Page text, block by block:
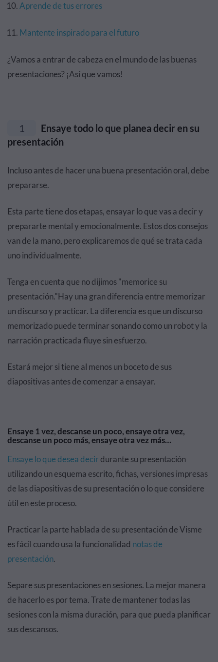
Aprende de tus errores
Mantente inspirado para el futuro
¿Vamos a entrar de cabeza en el mundo de las buenas
presentaciones? ¡Así que vamos!
1
Ensaye todo lo que planea decir en su
presentación
Incluso antes de hacer una buena presentación oral, debe
prepararse.
Esta parte tiene dos etapas, ensayar lo que vas a decir y
prepararte mental y emocionalmente. Estos dos consejos
van de la mano, pero explicaremos de qué se trata cada
uno individualmente.
Tenga en cuenta que no dijimos "memorice su
presentación."Hay una gran diferencia entre memorizar
un discurso y practicar. La diferencia es que un discurso
memorizado puede terminar sonando como un robot y la
narración practicada fluye sin esfuerzo.
Estará mejor si tiene al menos un boceto de sus
diapositivas antes de comenzar a ensayar.
Ensaye 1 vez, descanse un poco, ensaye otra vez,
descanse un poco más, ensaye otra vez más…
Ensaye lo que desea decirdurante su presentación
utilizando un esquema escrito, fichas, versiones impresas
de las diapositivas de su presentación o lo que considere
útil en este proceso.
Practicar la parte hablada de su presentación de Visme
es fácil cuando usa la funcionalidad notas de
presentación.
Separe sus presentaciones en sesiones. La mejor manera
de hacerlo es por tema. Trate de mantener todas las
sesiones con la misma duración, para que pueda planificar
sus descansos.